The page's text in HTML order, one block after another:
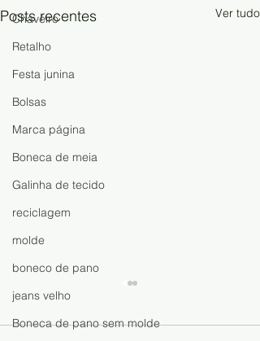
Chaveiro
Retalho
Festa junina
Bolsas
Marca página
Boneca de meia
Galinha de tecido
reciclagem
molde
boneco de pano
jeans velho
Boneca de pano sem molde
Posts recentes Ver tudo